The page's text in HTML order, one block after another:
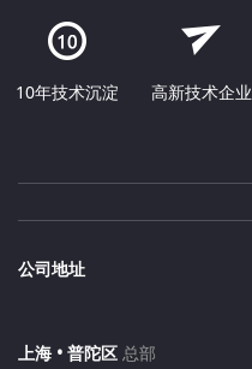
10年技术沉淀 高新技术企业
公司地址
上海 • 普陀区 总部